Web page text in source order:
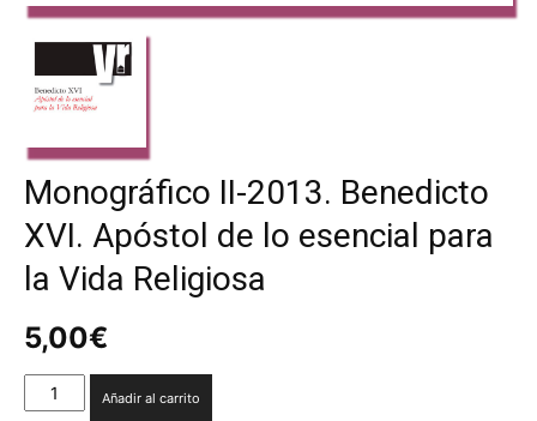
Monográfico II-2013. Benedicto
XVI. Apóstol de lo esencial para
la Vida Religiosa
5,00€
Monográfico
II-
Añadir al carrito